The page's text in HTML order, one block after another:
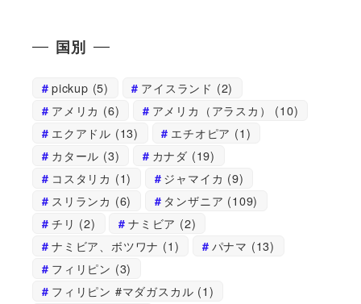
国別
pickup (5) アイスランド (2)
アメリカ (6) アメリカ（アラスカ）
(10)
エクアドル (13) エチオピア (1)
カタール (3) カナダ (19)
コスタリカ (1) ジャマイカ (9)
スリランカ (6) タンザニア (109)
チリ (2) ナミビア (2)
ナミビア、ボツワナ (1) パナマ (13)
フィリピン (3)
フィリピン #マダガスカル (1)